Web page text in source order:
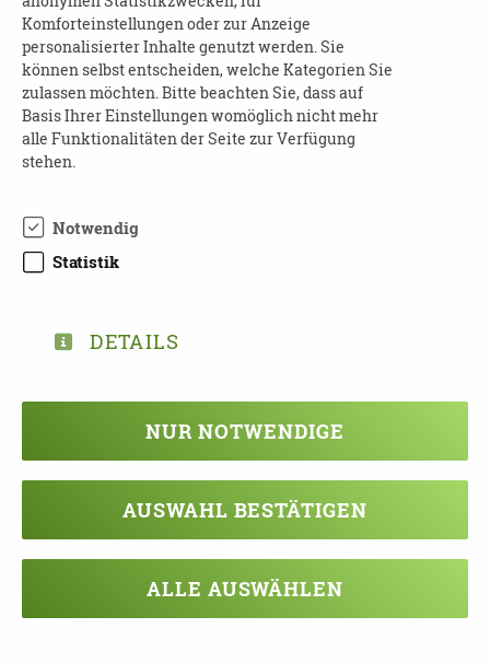
Beginn und Dauer: am 08.04.2026 von 14:00 bis
15:30 Uhr
Wo: in den Räumen des SelbstBestimmt Leben
e.V. - Alzheimergesellschaft Leipzig
Kosten
Anmeldung
Tel: 034124330566
E-Mail:info@sbl-leipzig.de
http://www.demenzberatung-leipzig.de/
DOWNLOAD ANGEBOTE SBL LEIPZIG
TEILEN
Komforteinstellungen oder zur Anzeige
personalisierter Inhalte genutzt werden. Sie
können selbst entscheiden, welche Kategorien Sie
zulassen möchten. Bitte beachten Sie, dass auf
Basis Ihrer Einstellungen womöglich nicht mehr
alle Funktionalitäten der Seite zur Verfügung
stehen.
Notwendig
Statistik
DETAILS
NUR NOTWENDIGE
AUSWAHL BESTÄTIGEN
ALLE AUSWÄHLEN